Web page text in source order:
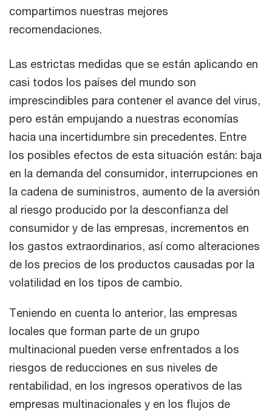
compartimos nuestras mejores
recomendaciones.
Las estrictas medidas que se están aplicando en
casi todos los países del mundo son
imprescindibles para contener el avance del virus,
pero están empujando a nuestras economías
hacia una incertidumbre sin precedentes. Entre
los posibles efectos de esta situación están: baja
en la demanda del consumidor, interrupciones en
la cadena de suministros, aumento de la aversión
al riesgo producido por la desconfianza del
consumidor y de las empresas, incrementos en
los gastos extraordinarios, así como alteraciones
de los precios de los productos causadas por la
volatilidad en los tipos de cambio.
Teniendo en cuenta lo anterior, las empresas
locales que forman parte de un grupo
multinacional pueden verse enfrentados a los
riesgos de reducciones en sus niveles de
rentabilidad, en los ingresos operativos de las
empresas multinacionales y en los flujos de